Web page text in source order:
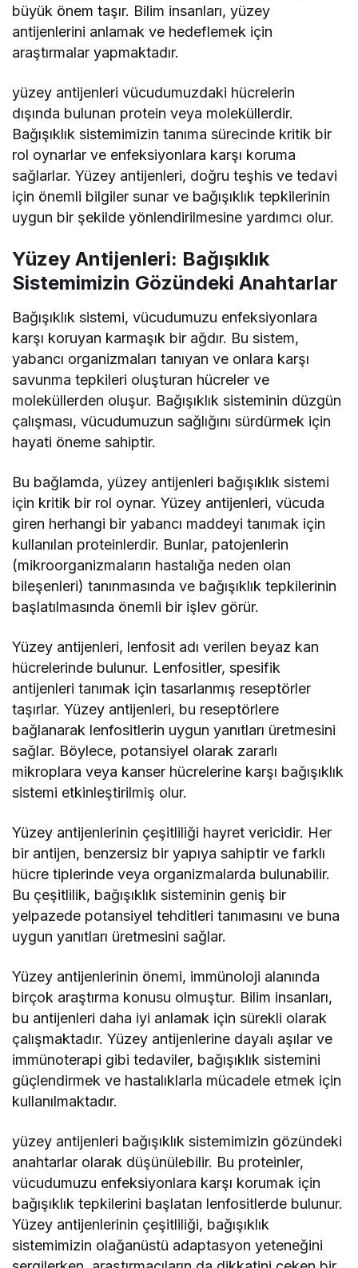
büyük önem taşır. Bilim insanları, yüzey
antijenlerini anlamak ve hedeflemek için
araştırmalar yapmaktadır.
yüzey antijenleri vücudumuzdaki hücrelerin
dışında bulunan protein veya moleküllerdir.
Bağışıklık sistemimizin tanıma sürecinde kritik bir
rol oynarlar ve enfeksiyonlara karşı koruma
sağlarlar. Yüzey antijenleri, doğru teşhis ve tedavi
için önemli bilgiler sunar ve bağışıklık tepkilerinin
uygun bir şekilde yönlendirilmesine yardımcı olur.
Yüzey Antijenleri: Bağışıklık
Sistemimizin Gözündeki Anahtarlar
Bağışıklık sistemi, vücudumuzu enfeksiyonlara
karşı koruyan karmaşık bir ağdır. Bu sistem,
yabancı organizmaları tanıyan ve onlara karşı
savunma tepkileri oluşturan hücreler ve
moleküllerden oluşur. Bağışıklık sisteminin düzgün
çalışması, vücudumuzun sağlığını sürdürmek için
hayati öneme sahiptir.
Bu bağlamda, yüzey antijenleri bağışıklık sistemi
için kritik bir rol oynar. Yüzey antijenleri, vücuda
giren herhangi bir yabancı maddeyi tanımak için
kullanılan proteinlerdir. Bunlar, patojenlerin
(mikroorganizmaların hastalığa neden olan
bileşenleri) tanınmasında ve bağışıklık tepkilerinin
başlatılmasında önemli bir işlev görür.
Yüzey antijenleri, lenfosit adı verilen beyaz kan
hücrelerinde bulunur. Lenfositler, spesifik
antijenleri tanımak için tasarlanmış reseptörler
taşırlar. Yüzey antijenleri, bu reseptörlere
bağlanarak lenfositlerin uygun yanıtları üretmesini
sağlar. Böylece, potansiyel olarak zararlı
mikroplara veya kanser hücrelerine karşı bağışıklık
sistemi etkinleştirilmiş olur.
Yüzey antijenlerinin çeşitliliği hayret vericidir. Her
bir antijen, benzersiz bir yapıya sahiptir ve farklı
hücre tiplerinde veya organizmalarda bulunabilir.
Bu çeşitlilik, bağışıklık sisteminin geniş bir
yelpazede potansiyel tehditleri tanımasını ve buna
uygun yanıtları üretmesini sağlar.
Yüzey antijenlerinin önemi, immünoloji alanında
birçok araştırma konusu olmuştur. Bilim insanları,
bu antijenleri daha iyi anlamak için sürekli olarak
çalışmaktadır. Yüzey antijenlerine dayalı aşılar ve
immünoterapi gibi tedaviler, bağışıklık sistemini
güçlendirmek ve hastalıklarla mücadele etmek için
kullanılmaktadır.
yüzey antijenleri bağışıklık sistemimizin gözündeki
anahtarlar olarak düşünülebilir. Bu proteinler,
vücudumuzu enfeksiyonlara karşı korumak için
bağışıklık tepkilerini başlatan lenfositlerde bulunur.
Yüzey antijenlerinin çeşitliliği, bağışıklık
sistemimizin olağanüstü adaptasyon yeteneğini